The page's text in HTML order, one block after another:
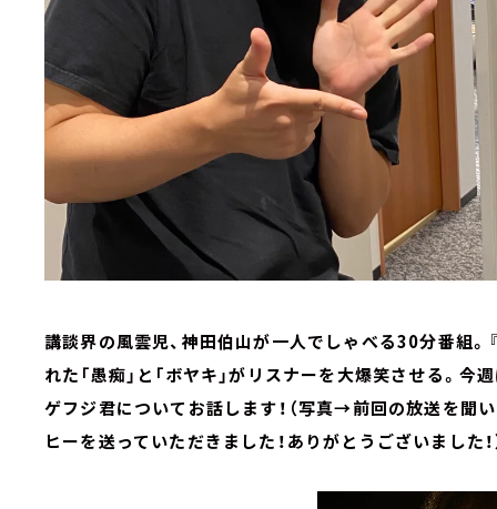
講談界の風雲児、神田伯山が一人でしゃべる30分番組。
れた「愚痴」と「ボヤキ」がリスナーを大爆笑させる。
ゲフジ君についてお話します！（写真→前回の放送を聞
ヒーを送っていただきました！ありがとうございました！